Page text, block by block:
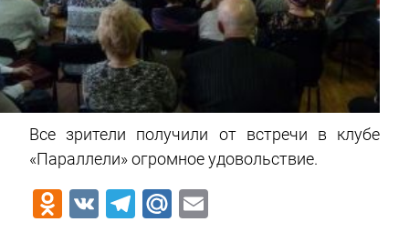
Все зрители получили от встречи в клубе
«Параллели» огромное удовольствие.
Odnoklassniki
VK Telegram
Mail.Ru